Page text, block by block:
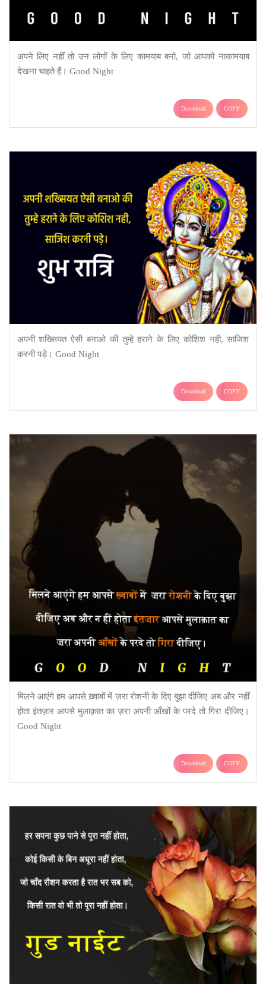
अपने लिए नहीं तो उन लोगों के लिए कामयाब बनो, जो आपको नाकामयाब
देखना चाहते हैं। Good Night
Download COPY
अपनी शख्सियत ऐसी बनाओ की तुम्हे हराने के लिए कोशिश नही, साजिश
करनी पड़े। Good Night
Download COPY
मिलने आएंगे हम आपसे ख़्वाबों में ज़रा रोशनी के दिए बुझा दीजिए अब और नहीं
होता इंतज़ार आपसे मुलाक़ात का ज़रा अपनी आँखों के परदे तो गिरा दीजिए।
Good Night
Download COPY